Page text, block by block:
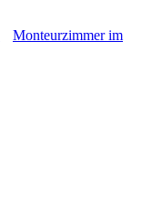
Monteurzimmer im